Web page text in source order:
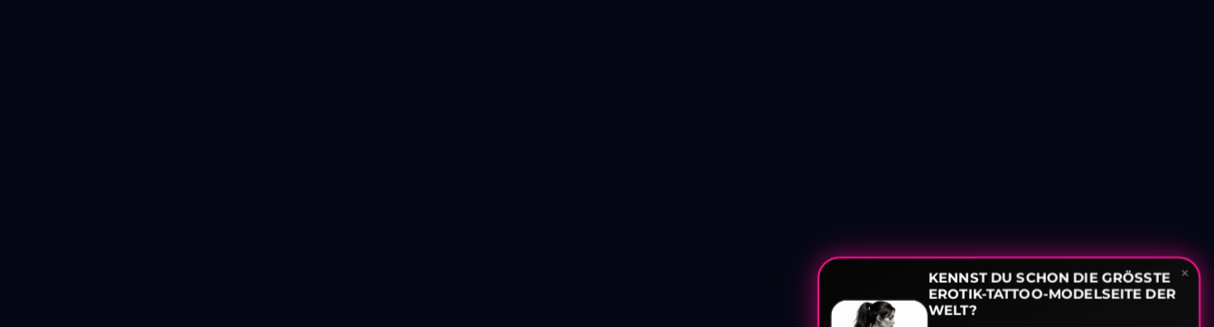
KENNST DU SCHON DIE GRÖSSTE E
ROTIK-TATTOO-MODELSEITE DER W
ELT?
✕